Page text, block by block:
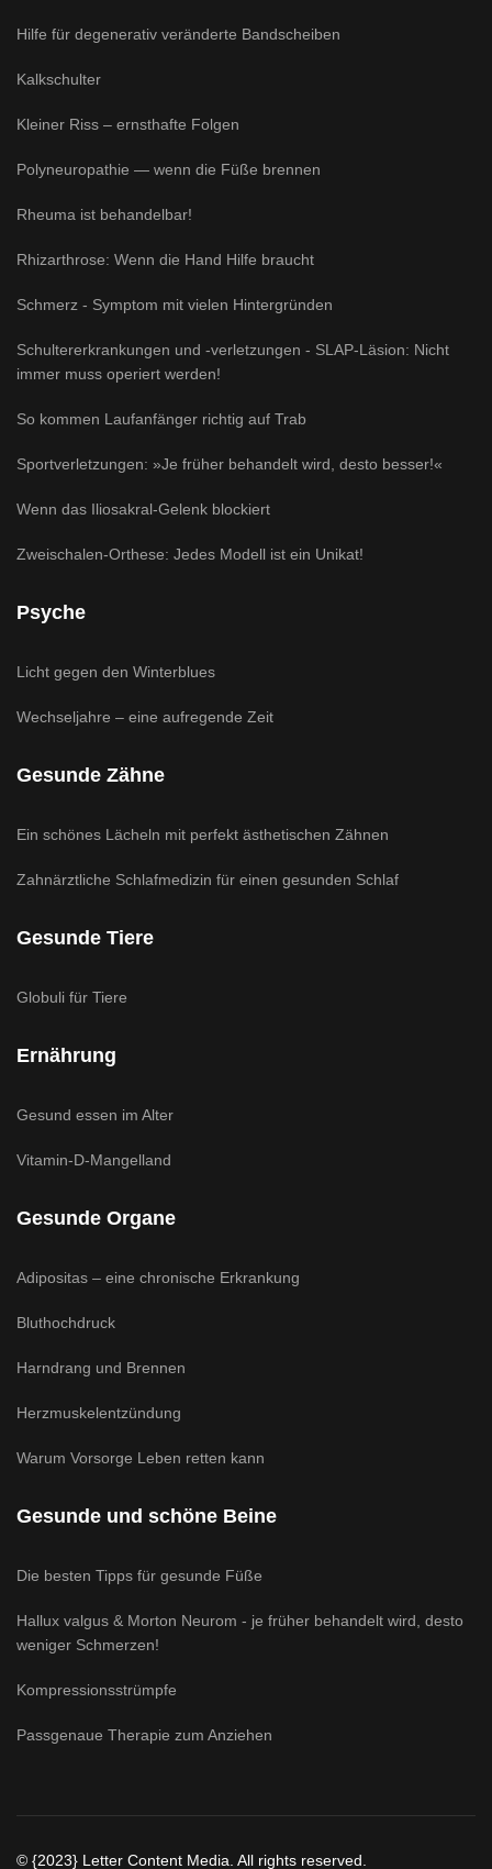
Hilfe für degenerativ veränderte Bandscheiben
Kalkschulter
Kleiner Riss – ernsthafte Folgen
Polyneuropathie — wenn die Füße brennen
Rheuma ist behandelbar!
Rhizarthrose: Wenn die Hand Hilfe braucht
Schmerz - Symptom mit vielen Hintergründen
Schultererkrankungen und -verletzungen - SLAP-Läsion: Nicht
immer muss operiert werden!
So kommen Laufanfänger richtig auf Trab
Sportverletzungen: »Je früher behandelt wird, desto besser!«
Wenn das Iliosakral-Gelenk blockiert
Zweischalen-Orthese: Jedes Modell ist ein Unikat!
Psyche
Licht gegen den Winterblues
Wechseljahre – eine aufregende Zeit
Gesunde Zähne
Ein schönes Lächeln mit perfekt ästhetischen Zähnen
Zahnärztliche Schlafmedizin für einen gesunden Schlaf
Gesunde Tiere
Globuli für Tiere
Ernährung
Gesund essen im Alter
Vitamin-D-Mangelland
Gesunde Organe
Adipositas – eine chronische Erkrankung
Bluthochdruck
Harndrang und Brennen
Herzmuskelentzündung
Warum Vorsorge Leben retten kann
Gesunde und schöne Beine
Die besten Tipps für gesunde Füße
Hallux valgus & Morton Neurom - je früher behandelt wird, desto
weniger Schmerzen!
Kompressionsstrümpfe
Passgenaue Therapie zum Anziehen
© {2023} Letter Content Media. All rights reserved.